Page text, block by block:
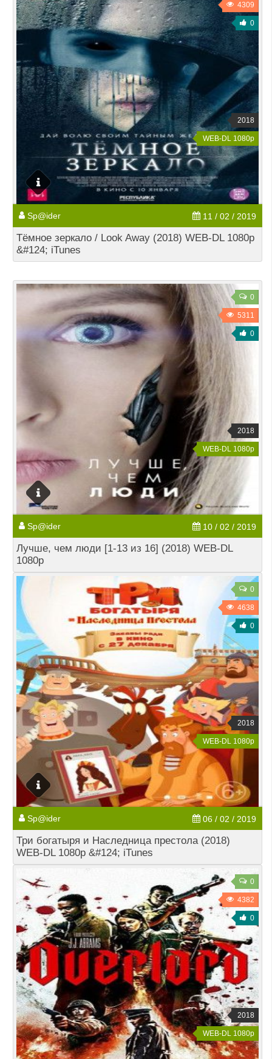
4309
0
2018
WEB-DL 1080p
Sp@ider 11 / 02 / 2019
Тёмное зеркало / Look Away (2018) WEB-DL 1080p
&#124; iTunes
0
5311
0
2018
WEB-DL 1080p
Sp@ider 10 / 02 / 2019
Лучше, чем люди [1-13 из 16] (2018) WEB-DL
1080p
0
4638
0
2018
WEB-DL 1080p
Sp@ider 06 / 02 / 2019
Три богатыря и Наследница престола (2018)
WEB-DL 1080p &#124; iTunes
0
4382
0
2018
WEB-DL 1080p